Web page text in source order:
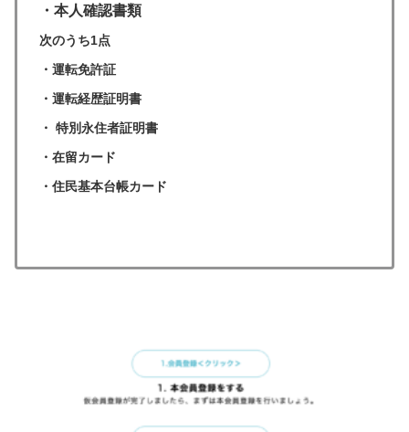
・本人確認書類
次のうち1点
・運転免許証
・運転経歴証明書
・ 特別永住者証明書
・在留カード
・住民基本台帳カード